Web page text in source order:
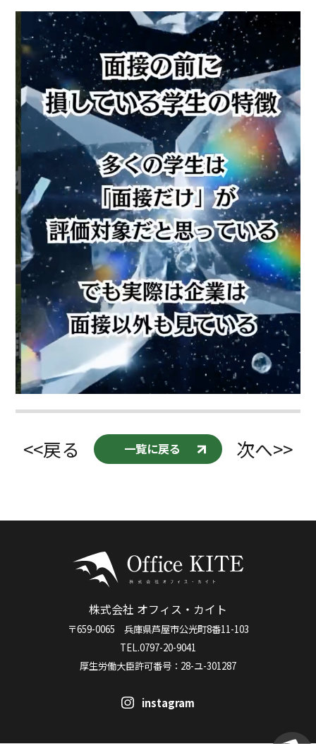
<<戻る 一覧に戻る 次へ>>
株式会社 オフィス・カイト
〒659-0065 兵庫県芦屋市公光町8番11-103
TEL.0797-20-9041
厚生労働大臣許可番号：28-ユ-301287
instagram